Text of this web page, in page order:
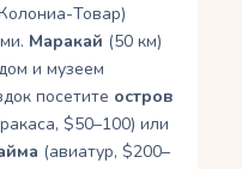
Товар)
Маракай (50 км)
и музеем
посетите остров
$50–100) или
(авиатур, $200–